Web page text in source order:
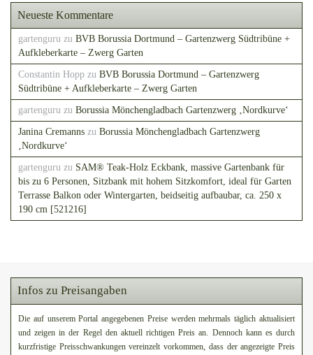
Neueste Kommentare
gartenguru zu BVB Borussia Dortmund – Gartenzwerg Südtribüne +
Aufkleberkarte – Zwerg Garten
Constantin Hopp zu BVB Borussia Dortmund – Gartenzwerg
Südtribüne + Aufkleberkarte – Zwerg Garten
gartenguru zu Borussia Mönchengladbach Gartenzwerg ‚Nordkurve‘
Janina Cremanns zu Borussia Mönchengladbach Gartenzwerg
‚Nordkurve‘
gartenguru zu SAM® Teak-Holz Eckbank, massive Gartenbank für
bis zu 6 Personen, Sitzbank mit hohem Sitzkomfort, ideal für Garten
Terrasse Balkon oder Wintergarten, beidseitig aufbaubar, ca. 250 x
190 cm [521216]
Infos zu Preisangaben
Die auf unserem Portal angegebenen Preise werden mehrmals täglich aktualisiert
und zeigen in der Regel den aktuell richtigen Preis an. Dennoch kann es durch
kurzfristige Preisschwankungen vereinzelt vorkommen, dass der angezeigte Preis